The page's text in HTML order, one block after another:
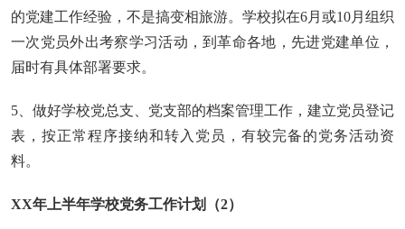
的党建工作经验，不是搞变相旅游。学校拟在6月或10月组织
一次党员外出考察学习活动，到革命各地，先进党建单位，
届时有具体部署要求。
5、做好学校党总支、党支部的档案管理工作，建立党员登记
表，按正常程序接纳和转入党员，有较完备的党务活动资
料。
XX年上半年学校党务工作计划（2）